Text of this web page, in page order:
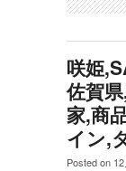
咲姫
佐賀
家,商
イン,
Posted on